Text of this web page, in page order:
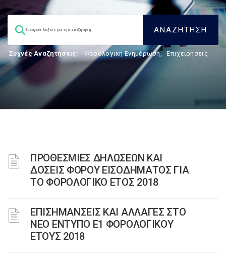
Συχνές Αναζητήσεις: Φορολογικη Ενημέρωση, Επιχειρήσεις
ΠΡΟΘΕΣΜΙΕΣ ΔΗΛΩΣΕΩΝ ΚΑΙ
ΔΟΣΕΙΣ ΦΟΡΟΥ ΕΙΣΟΔΗΜΑΤΟΣ ΓΙΑ
ΤΟ ΦΟΡΟΛΟΓΙΚΟ ΕΤΟΣ 2018
ΕΠΙΣΗΜΑΝΣΕΙΣ ΚΑΙ ΑΛΛΑΓΕΣ ΣΤΟ
ΝΕΟ ΕΝΤΥΠΟ Ε1 ΦΟΡΟΛΟΓΙΚΟΥ
ΕΤΟΥΣ 2018